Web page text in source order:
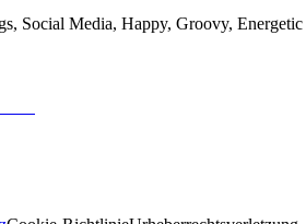
Social Media, Happy, Groovy, Energetic